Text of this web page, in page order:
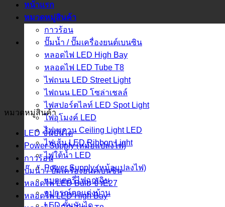
หน้าแรก
หมวดหมู่สินค้า
กาวร้อน
ปั๊มน้ำ / ปั๊มเครื่องยนต์เบนซิน
หลอดไฟ LED High Bay
หลอดไฟ LED Tube T8
ไฟถนน LED Street Light
ไฟถนน LED โซล่าเชลล์
ไฟสปอร์ตไลท์ LED Spot Light
ไฟอุโมงค์ LED
ไฟเพดาน Ceiling Light LED
ไฟเส้น LED Ribbon Light
ไฟใต้น้ำ LED
Power Supply (หม้อแปลงไฟ)
แบตเตอรี่ไฟฉุกเฉิน
อุปกรณ์ตกแต่งบ้าน
LED ขั้นบันได
หมวดหมู่สินค้า
LED ขั้นบันได
Power Supply (หม้อแปลงไฟ)
กาวร้อน
ปั๊มน้ำ / ปั๊มเครื่องยนต์เบนซิน
หลอดไฟ LED Bulb ขั้วE27
หลอดไฟ LED High Bay